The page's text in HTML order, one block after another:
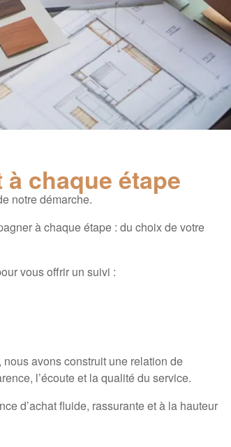
chaque étape
notre démarche.
à chaque étape : du choix de votre
vous offrir un suivi :
avons construit une relation de
l’écoute et la qualité du service.
d’achat fluide, rassurante et à la hauteur